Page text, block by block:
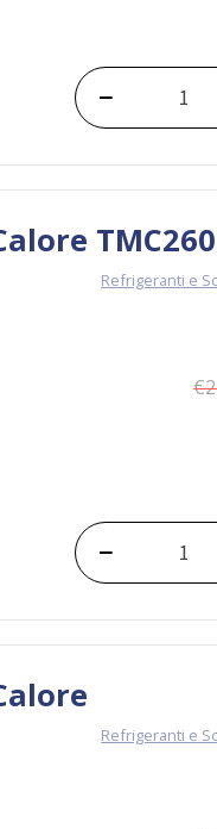
Kit
Scambiatore
quantità
−
TMC260
Refrigeranti e
€
Kit
Scambiatore
−
Refrigeranti e